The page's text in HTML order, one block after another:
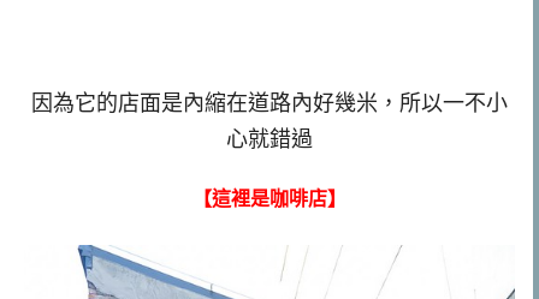
因為它的店面是內縮在道路內好幾米，所以一不小
心就錯過
【這裡是咖啡店】